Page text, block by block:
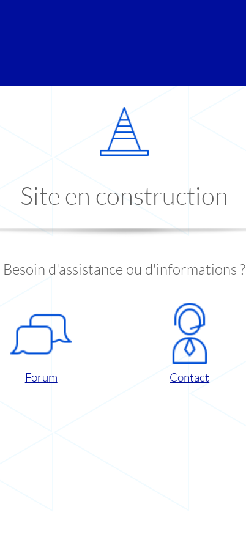
Site en construction
Besoin d'assistance ou d'informations ?
Forum Contact